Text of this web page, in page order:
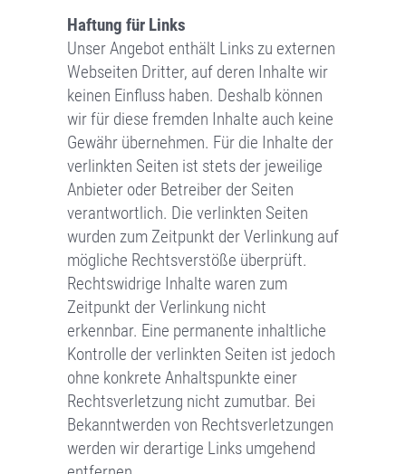
Haftung für Links
Unser Angebot enthält Links zu externen
Webseiten Dritter, auf deren Inhalte wir
keinen Einfluss haben. Deshalb können
wir für diese fremden Inhalte auch keine
Gewähr übernehmen. Für die Inhalte der
verlinkten Seiten ist stets der jeweilige
Anbieter oder Betreiber der Seiten
verantwortlich. Die verlinkten Seiten
wurden zum Zeitpunkt der Verlinkung auf
mögliche Rechtsverstöße überprüft.
Rechtswidrige Inhalte waren zum
Zeitpunkt der Verlinkung nicht
erkennbar. Eine permanente inhaltliche
Kontrolle der verlinkten Seiten ist jedoch
ohne konkrete Anhaltspunkte einer
Rechtsverletzung nicht zumutbar. Bei
Bekanntwerden von Rechtsverletzungen
werden wir derartige Links umgehend